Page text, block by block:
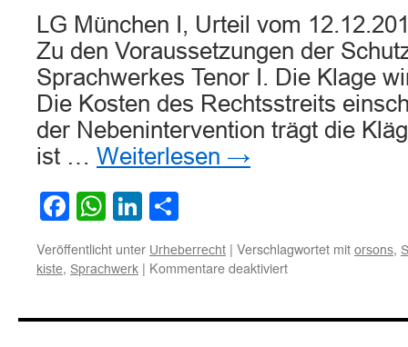
LG München I, Urteil vom
Zu den Voraussetzungen der
Sprachwerkes Tenor I. Die Klage
Die Kosten des Rechtsstreits
der Nebenintervention trägt die
ist … Weiterlesen →
Facebook
WhatsApp
LinkedIn
Veröffentlicht unter Urheberrecht | Verschlagwortet mit orsons,
kiste, Sprachwerk | Kommentare deaktiviertfür
Voraussetzungen